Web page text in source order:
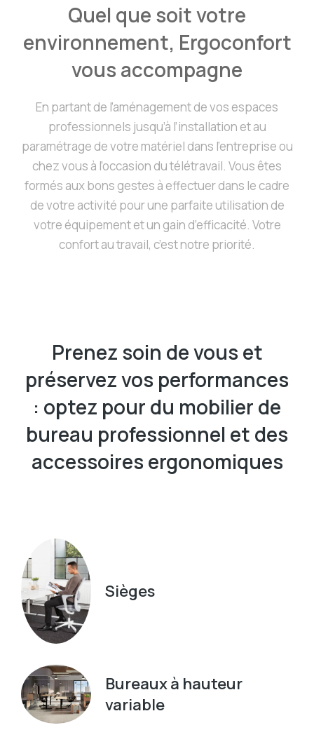
Quel que soit votre
environnement, Ergoconfort
vous accompagne
En partant de l’aménagement de vos espaces
professionnels jusqu’à l’installation et au
paramétrage de votre matériel dans l’entreprise ou
chez vous à l’occasion du télétravail. Vous êtes
formés aux bons gestes à effectuer dans le cadre
de votre activité pour une parfaite utilisation de
votre équipement et un gain d’efficacité. Votre
confort au travail, c’est notre priorité.
Prenez soin de vous et
préservez vos performances
: optez pour du mobilier de
bureau professionnel et des
accessoires ergonomiques
Sièges
Bureaux à hauteur
variable